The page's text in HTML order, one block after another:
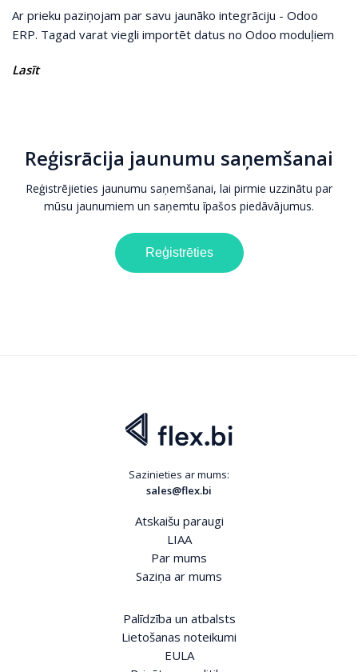
Ar prieku paziņojam par savu jaunāko integrāciju - Odoo
ERP. Tagad varat viegli importēt datus no Odoo moduļiem
Lasīt
Reģisrācija jaunumu saņemšanai
Reģistrējieties jaunumu saņemšanai, lai pirmie uzzinātu par
mūsu jaunumiem un saņemtu īpašos piedāvājumus.
Reģistrēties
Sazinieties ar mums:
sales@flex.bi
Atskaišu paraugi
LIAA
Par mums
Saziņa ar mums
Palīdzība un atbalsts
Lietošanas noteikumi
EULA